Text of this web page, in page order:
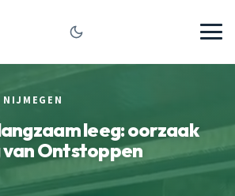
leeg: oorzaak
van Ontstoppen